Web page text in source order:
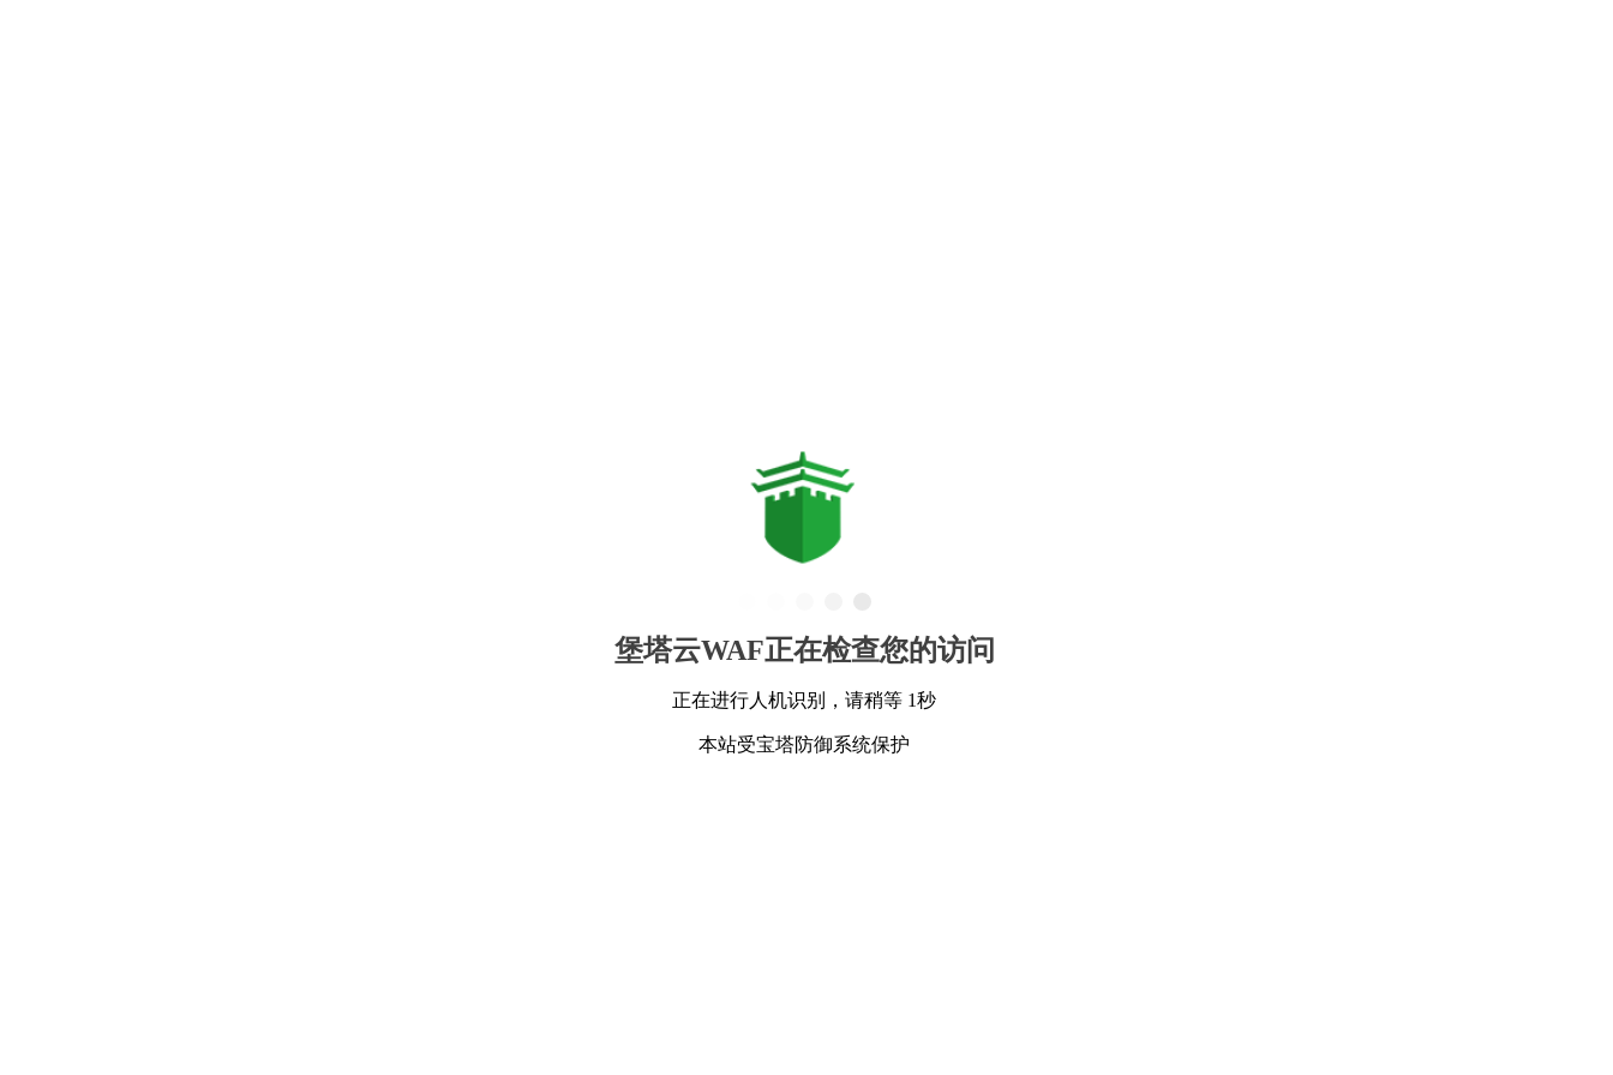
堡塔云WAF正在检查您的访问
正在进行人机识别，请稍等 1秒
本站受宝塔防御系统保护